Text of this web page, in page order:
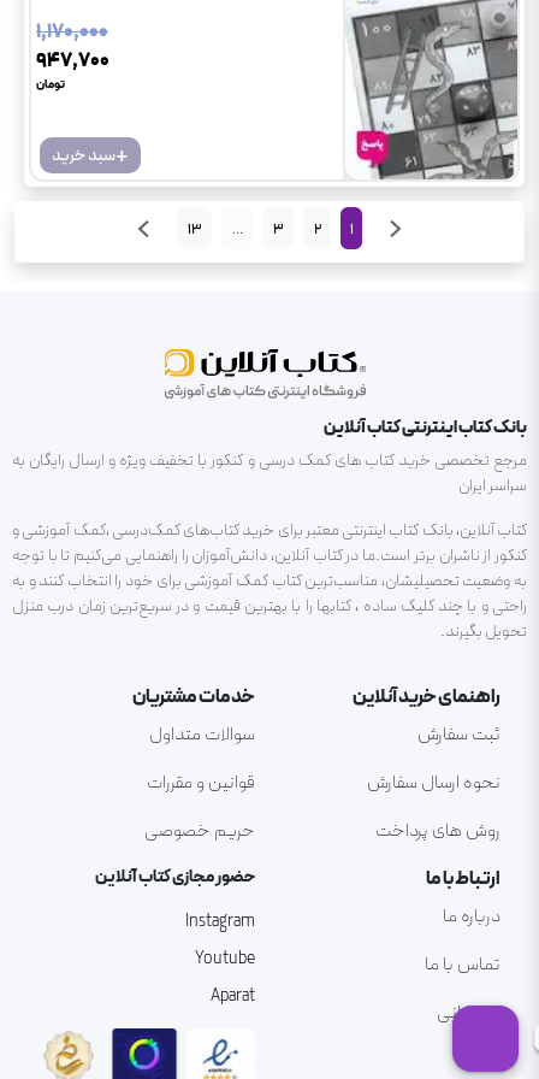
+سبد خرید
۱٬۱۷۰٬۰۰۰
۹۴۷٬۷۰۰
تومان
1
2
3
...
13
بانک کتاب اینترنتی کتاب آنلاین
مرجع تخصصی خرید کتاب های کمک درسی و کنکور با تخفیف ویژه و ارسال رایگان به
سراسر ایران
کتاب آنلاین، بانک کتاب اینترنتی معتبر برای خرید کتاب‌های کمک‌درسی ،کمک آموزشی و
کنکور از ناشران برتر است.ما در کتاب آنلاین، دانش‌آموزان را راهنمایی می‌کنیم تا با توجه
به وضعیت تحصیلیشان، مناسب‌ترین کتاب کمک آموزشی برای خود را انتخاب کنند و به
راحتی و با چند کلیک ساده ، کتابها را با بهترین قیمت و در سریع‌ترین زمان درب منزل
تحویل بگیرند.
راهنمای خرید آنلاین
ثبت سفارش
نحوه ارسال سفارش
روش های پرداخت
خدمات مشتریان
سوالات متداول
قوانین و مقررات
حریم خصوصی
ارتباط با ما
درباره ما
تماس با ما
پشتیبانی
حضور مجازی کتاب آنلاین
Instagram
Youtube
Aparat